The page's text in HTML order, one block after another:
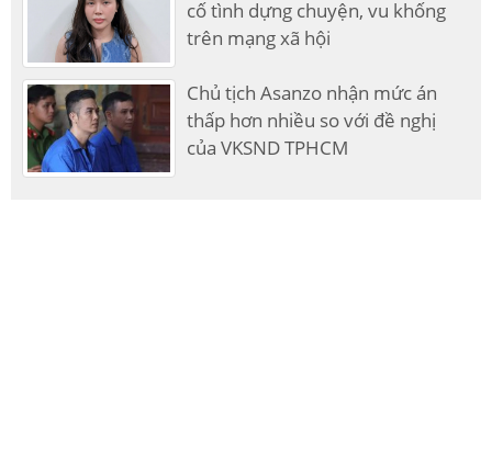
cố tình dựng chuyện, vu khống
trên mạng xã hội
Chủ tịch Asanzo nhận mức án
thấp hơn nhiều so với đề nghị
của VKSND TPHCM